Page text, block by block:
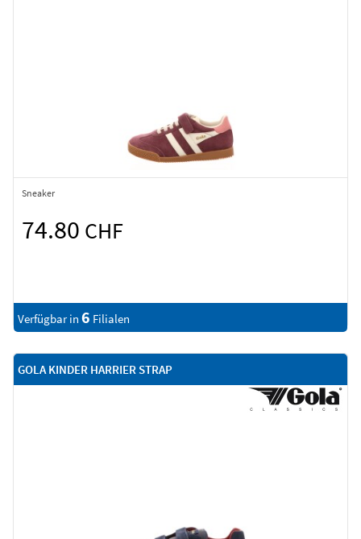
Sneaker
74.80 CHF
Verfügbar in 6 Filialen
GOLA KINDER HARRIER STRAP